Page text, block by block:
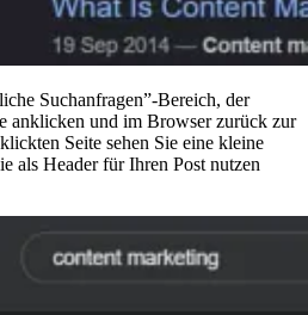
Suchanfragen”-Bereich, der
anklicken und im Browser zurück zur
Seite sehen Sie eine kleine
als Header für Ihren Post nutzen